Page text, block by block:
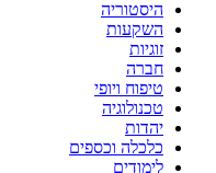
היסטוריה
השקעות
זוגיות
חברה
טיפוח ויופי
טכנולוגיה
יהדות
כלכלה וכספים
לימודים